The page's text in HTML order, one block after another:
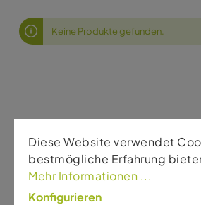
Keine Produkte gefunden.
Service
Allgemeine
Shopping
Diese Website verwendet
bestmögliche Erfahrung
Mehr Informationen ...
Konfigurieren